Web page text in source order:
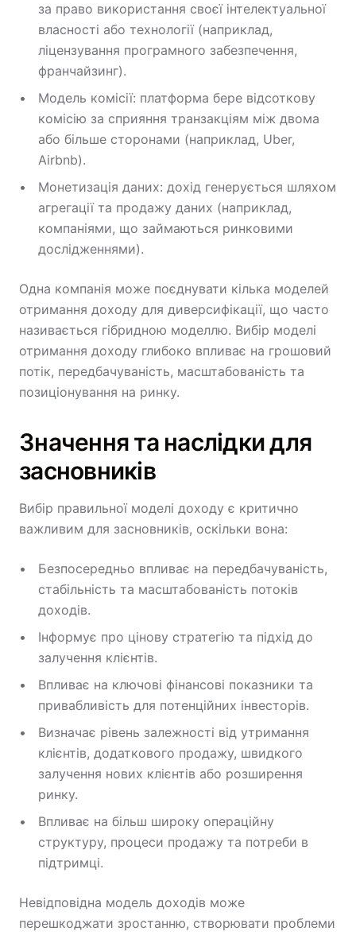
за право використання своєї інтелектуальної
власності або технології (наприклад,
ліцензування програмного забезпечення,
франчайзинг).
Модель комісії: платформа бере відсоткову
комісію за сприяння транзакціям між двома
або більше сторонами (наприклад, Uber,
Airbnb).
Монетизація даних: дохід генерується шляхом
агрегації та продажу даних (наприклад,
компаніями, що займаються ринковими
дослідженнями).
Одна компанія може поєднувати кілька моделей
отримання доходу для диверсифікації, що часто
називається гібридною моделлю. Вибір моделі
отримання доходу глибоко впливає на грошовий
потік, передбачуваність, масштабованість та
позиціонування на ринку.
Значення та наслідки для
засновників
Вибір правильної моделі доходу є критично
важливим для засновників, оскільки вона:
Безпосередньо впливає на передбачуваність,
стабільність та масштабованість потоків
доходів.
Інформує про цінову стратегію та підхід до
залучення клієнтів.
Впливає на ключові фінансові показники та
привабливість для потенційних інвесторів.
Визначає рівень залежності від утримання
клієнтів, додаткового продажу, швидкого
залучення нових клієнтів або розширення
ринку.
Впливає на більш широку операційну
структуру, процеси продажу та потреби в
підтримці.
Невідповідна модель доходів може
перешкоджати зростанню, створювати проблеми